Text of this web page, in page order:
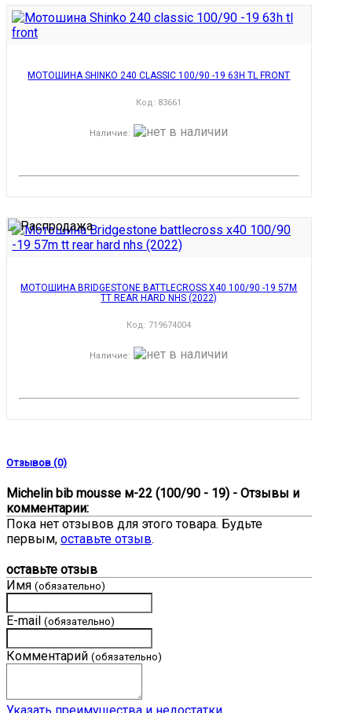
МОТОШИНА SHINKO 240 CLASSIC 100/90 -19 63H TL FRONT
Код: 83661
Наличие:
МОТОШИНА BRIDGESTONE BATTLECROSS X40 100/90 -19 57M
TT REAR HARD NHS (2022)
Код:719674004
Наличие:
Отзывов (0)
Michelin bib mousse м-22 (100/90 - 19) - Отзывы и
комментарии:
Пока нет отзывов для этого товара. Будьте
первым, оставьте отзыв.
оставьте отзыв
Имя (обязательно)
E-mail (обязательно)
Комментарий (обязательно)